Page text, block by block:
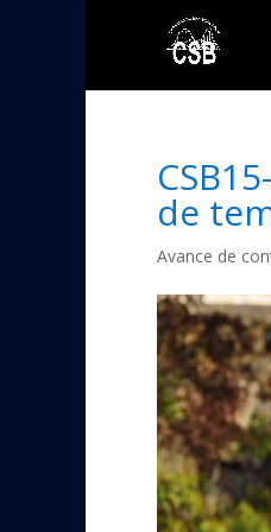
de
Avance de